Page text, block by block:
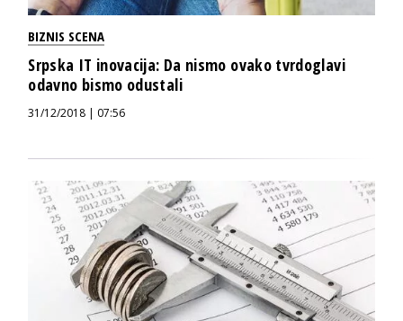
BIZNIS SCENA
Srpska IT inovacija: Da nismo ovako tvrdoglavi
odavno bismo odustali
31/12/2018 | 07:56